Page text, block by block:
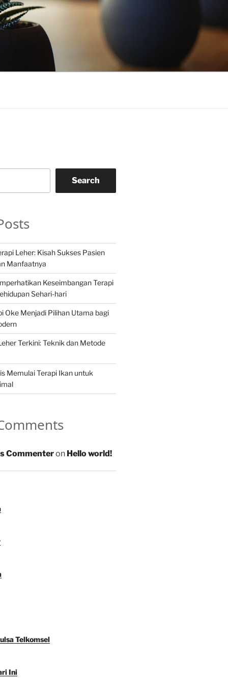
Search
Leher: Kisah Sukses Pasien
Manfaatnya
Keseimbangan Terapi
Sehari-hari
Oke Menjadi Pilihan Utama bagi
Terkini: Teknik dan Metode
Memulai Terapi Ikan untuk
Commenteron Hello world!
Telkomsel
Ini